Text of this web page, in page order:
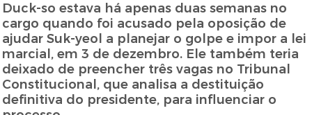
Duck-so estava há apenas duas semanas no
cargo quando foi acusado pela oposição de
ajudar Suk-yeol a planejar o golpe e impor a lei
marcial, em 3 de dezembro. Ele também teria
deixado de preencher três vagas no Tribunal
Constitucional, que analisa a destituição
definitiva do presidente, para influenciar o